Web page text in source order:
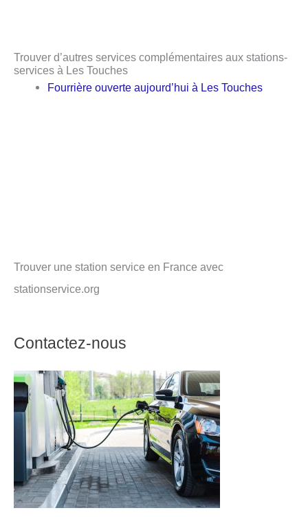
Trouver d’autres services complémentaires aux stations-
services à Les Touches
Fourrière ouverte aujourd’hui à Les Touches
Trouver une station service en France avec
stationservice.org
Contactez-nous